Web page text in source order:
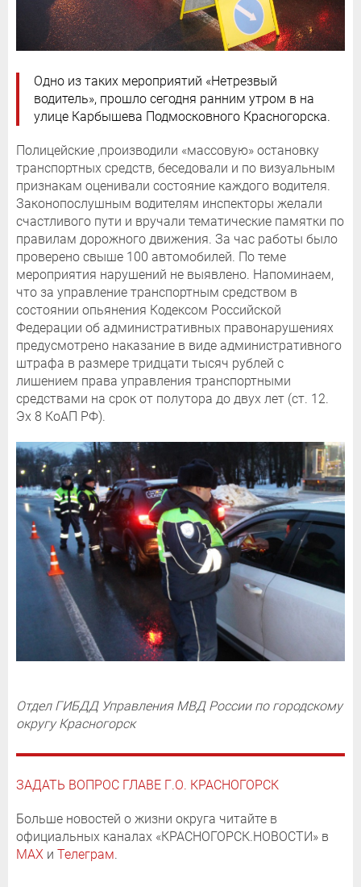
Одно из таких мероприятий «Нетрезвый
водитель», прошло сегодня ранним утром в на
улице Карбышева Подмосковного Красногорска.
Полицейские ,производили «массовую» остановку
транспортных средств, беседовали и по визуальным
признакам оценивали состояние каждого водителя.
Законопослушным водителям инспекторы желали
счастливого пути и вручали тематические памятки по
правилам дорожного движения. За час работы было
проверено свыше 100 автомобилей. По теме
мероприятия нарушений не выявлено. Напоминаем,
что за управление транспортным средством в
состоянии опьянения Кодексом Российской
Федерации об административных правонарушениях
предусмотрено наказание в виде административного
штрафа в размере тридцати тысяч рублей с
лишением права управления транспортными
средствами на срок от полутора до двух лет (ст. 12.
Эх 8 КоАП РФ).
Отдел ГИБДД Управления МВД России по городскому
округу Красногорск
ЗАДАТЬ ВОПРОС ГЛАВЕ Г.О. КРАСНОГОРСК
Больше новостей о жизни округа читайте в
официальных каналах «КРАСНОГОРСК.НОВОСТИ» в
MAX и Телеграм.